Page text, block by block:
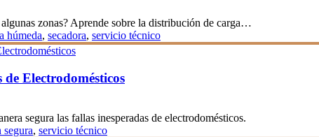
zonas? Aprende sobre la distribución de carga…
húmeda, secadora, servicio técnico
de Electrodomésticos
segura las fallas inesperadas de electrodomésticos.
segura, servicio técnico